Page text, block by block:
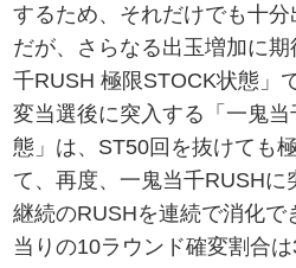
するため、それだけでも十
だが、さらなる出玉増加に
千RUSH 極限STOCK状態」
変当選後に突入する「一鬼
態」は、ST50回を抜けても
て、再度、一鬼当千RUSHに
継続のRUSHを連続で消化で
当りの10ラウンド確変割合